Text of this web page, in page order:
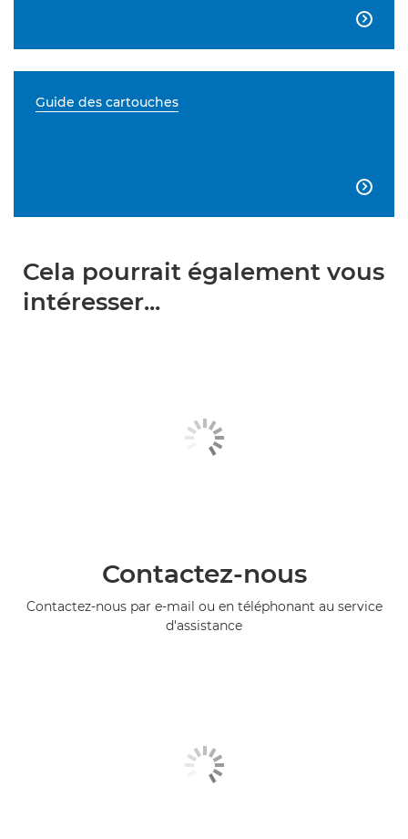

Guide des cartouches

Cela pourrait également vous
intéresser...
Contactez-nous
Contactez-nous par e-mail ou en téléphonant au service
d'assistance